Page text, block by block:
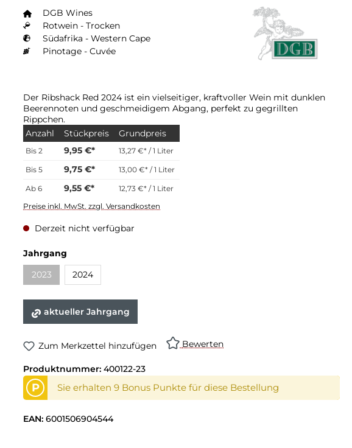
DGB Wines
Rotwein - Trocken
Südafrika - Western Cape
Pinotage - Cuvée
Der Ribshack Red 2024 ist ein vielseitiger, kraftvoller Wein mit dunklen
Beerennoten und geschmeidigem Abgang, perfekt zu gegrillten
Rippchen.
Anzahl
Stückpreis Grundpreis
Bis 2 9,95 €* 13,27 €* / 1 Liter
Bis 5 9,75 €* 13,00 €* / 1 Liter
Ab 6 9,55 €*
12,73 €* / 1 Liter
Preise inkl. MwSt. zzgl. Versandkosten
Derzeit nicht verfügbar
Jahrgang
2023(Diese Option ist zurzeit nicht verfügbar.)
2024
aktueller Jahrgang
Zum Merkzettel hinzufügen Bewerten
Produktnummer: 400122-23
P Sie erhalten 9 Bonus Punkte für diese Bestellung
EAN: 6001506904544